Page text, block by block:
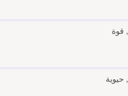
, قوة
, حيوية